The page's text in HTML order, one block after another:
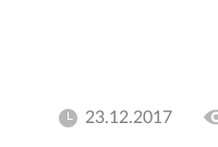
23.12.2017